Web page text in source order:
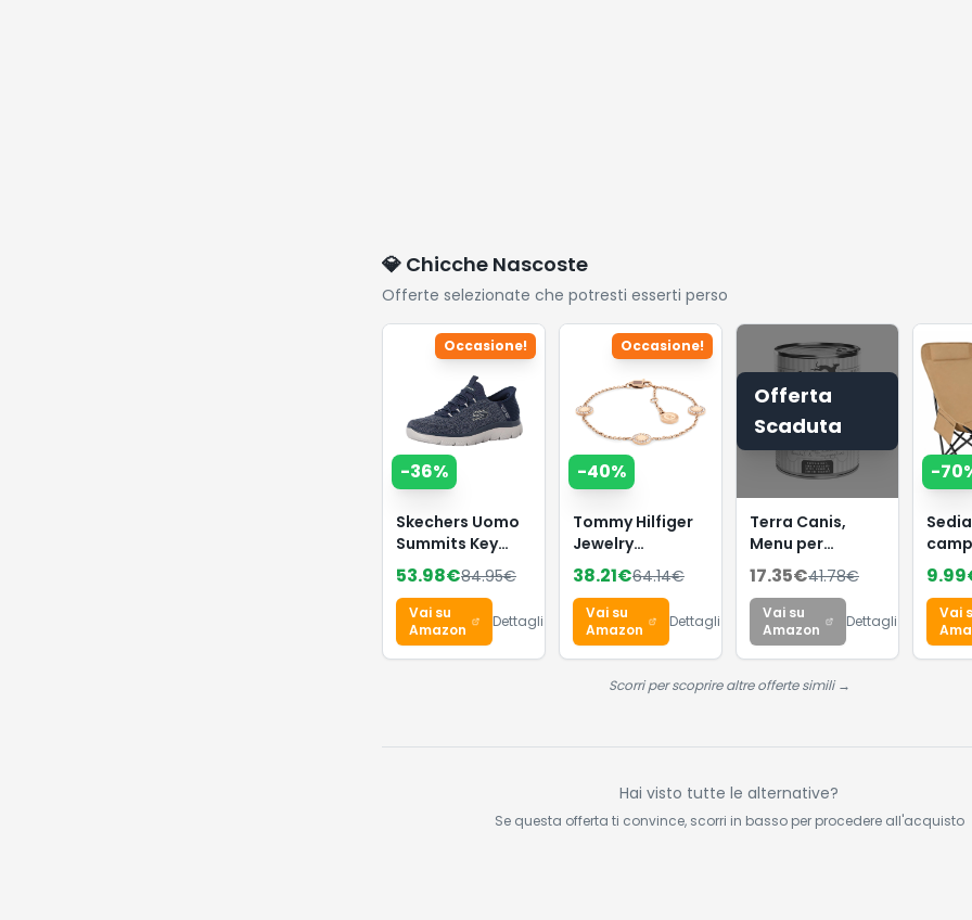
💎 Chicche Nascoste
Offerte selezionate che potresti esserti perso
Occasione!
-36%
Skechers Uomo
Summits Key
Pace Slip-In
ALLENATRICE,
Navy Mesh, 39.5
EU
53.98€84.95€
Vai su
Amazon
Dettagli
Occasione!
-40%
Tommy Hilfiger
Jewelry
Braccialetto da
Donna in Acciaio
Inossidabile con
Charms
Impreziositi da
Disponibile in
38.21€64.14€
Vai su
Amazon
Dettagli
Offerta
Scaduta
Terra Canis,
Menu per
Cucciolo,
Confezione da 12
Pezzi
(Confezione da
12 x 400 g)
17.35€41.78€
Vai su
Amazon
Dettagli
-70
170
9.99
Vai
Scorri per scoprire altre offerte simili →
Hai visto tutte le alternative?
Se questa offerta ti convince, scorri in basso per procedere all'acquisto